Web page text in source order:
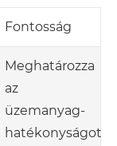
Fontosság
Meghatározza
az
üzemanyag-
hatékonyságot